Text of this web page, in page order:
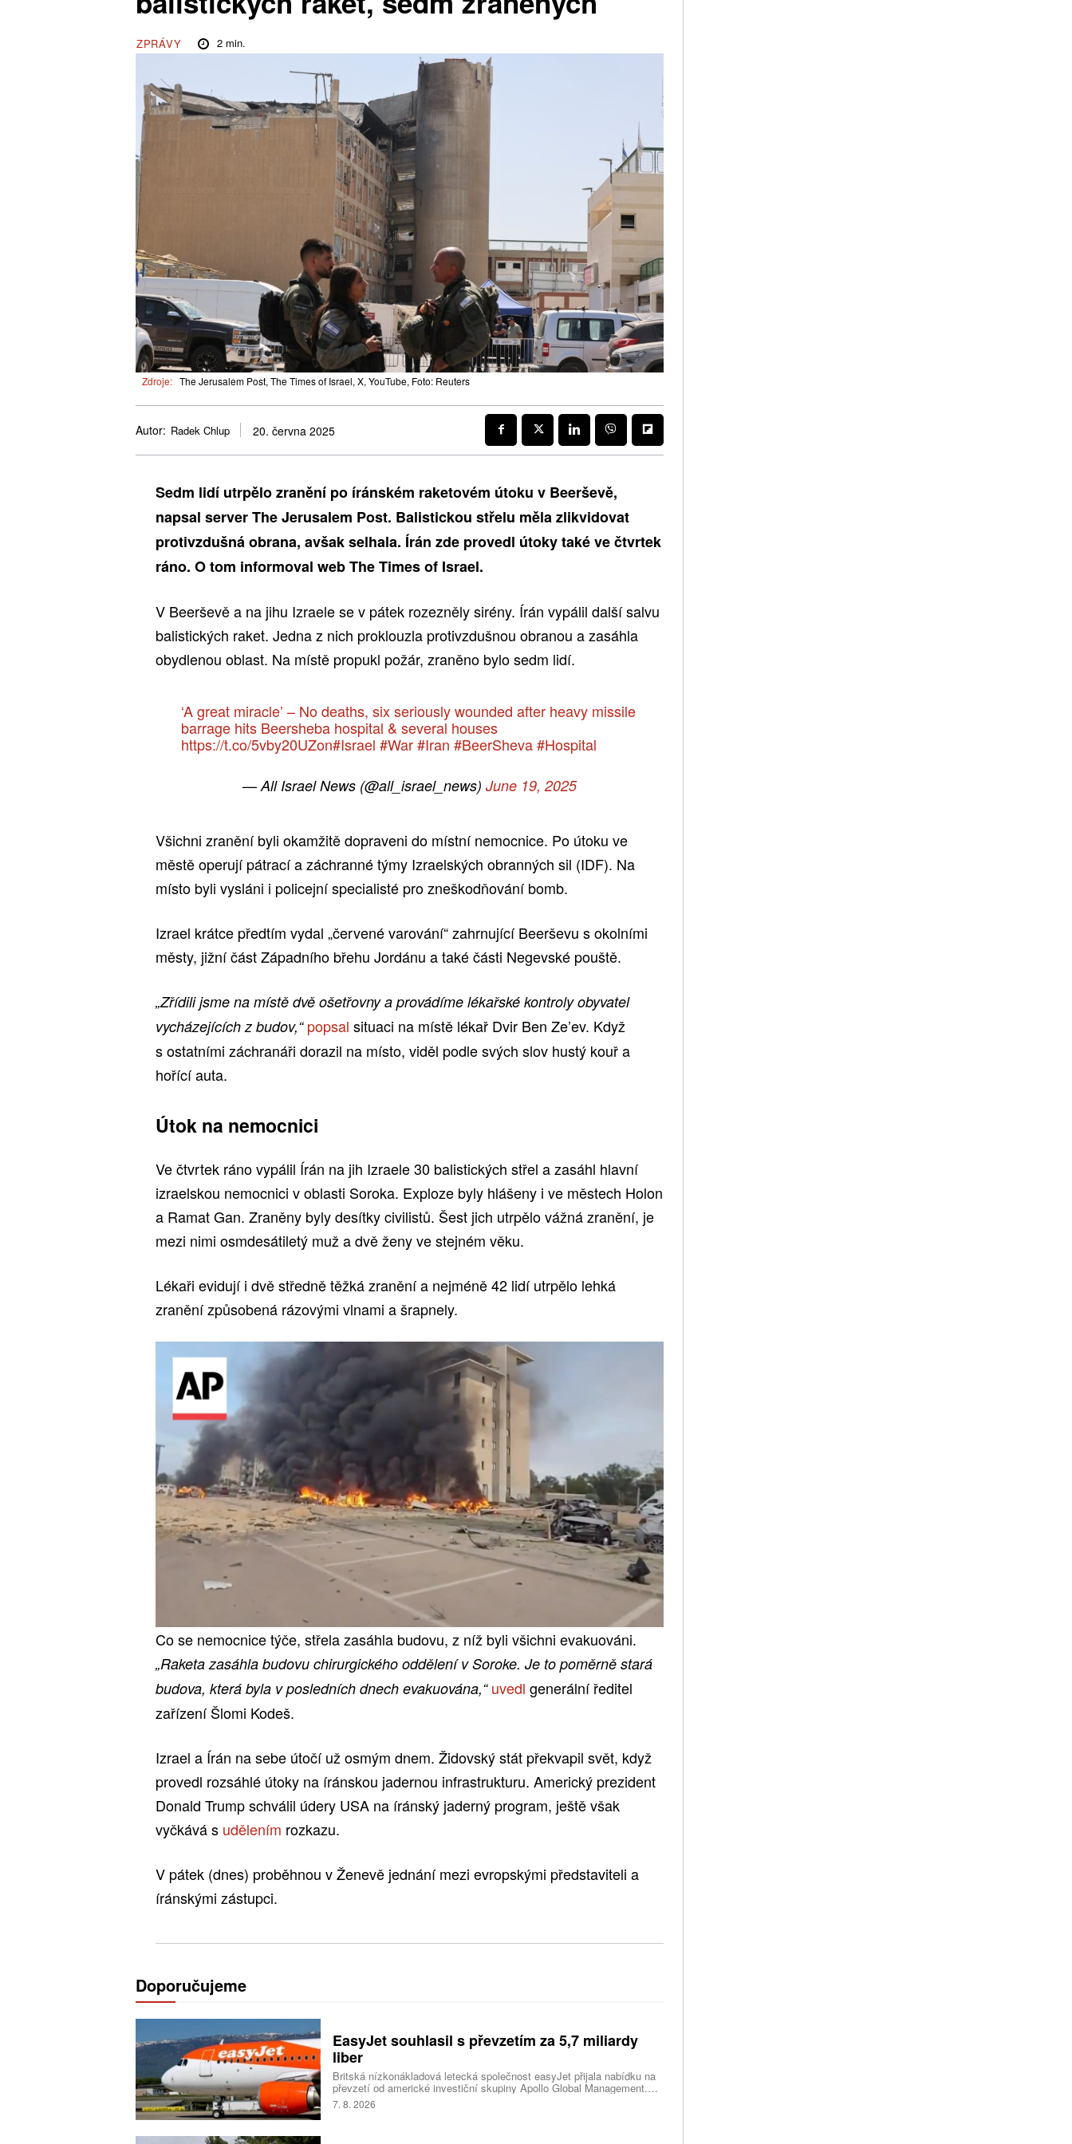
ZPRÁVY 2 min.
Zdroje: The Jerusalem Post, The Times of Israel, X, YouTube, Foto: Reuters
Autor: Radek Chlup 20. června 2025
Sedm lidí utrpělo zranění po íránském raketovém útoku v Beerševě,
napsal server The Jerusalem Post. Balistickou střelu měla zlikvidovat
protivzdušná obrana, avšak selhala. Írán zde provedl útoky také ve čtvrtek
ráno. O tom informoval web The Times of Israel.
V Beerševě a na jihu Izraele se v pátek rozezněly sirény. Írán vypálil další salvu
balistických raket. Jedna z nich proklouzla protivzdušnou obranou a zasáhla
obydlenou oblast. Na místě propukl požár, zraněno bylo sedm lidí.
‘A great miracle’ – No deaths, six seriously wounded after heavy missile
barrage hits Beersheba hospital & several houses
https://t.co/5vby20UZon#Israel #War#Iran #BeerSheva#Hospital
— All Israel News (@all_israel_news)June 19, 2025
Všichni zranění byli okamžitě dopraveni do místní nemocnice. Po útoku ve
městě operují pátrací a záchranné týmy Izraelských obranných sil (IDF). Na
místo byli vysláni i policejní specialisté pro zneškodňování bomb.
Izrael krátce předtím vydal „červené varování“ zahrnující Beerševu s okolními
městy, jižní část Západního břehu Jordánu a také části Negevské pouště.
„Zřídili jsme na místě dvě ošetřovny a provádíme lékařské kontroly obyvatel
vycházejících z budov,“ popsal situaci na místě lékař Dvir Ben Ze’ev. Když
s ostatními záchranáři dorazil na místo, viděl podle svých slov hustý kouř a
hořící auta.
Útok na nemocnici
Ve čtvrtek ráno vypálil Írán na jih Izraele 30 balistických střel a zasáhl hlavní
izraelskou nemocnici v oblasti Soroka. Exploze byly hlášeny i ve městech Holon
a Ramat Gan. Zraněny byly desítky civilistů. Šest jich utrpělo vážná zranění, je
mezi nimi osmdesátiletý muž a dvě ženy ve stejném věku.
Lékaři evidují i dvě středně těžká zranění a nejméně 42 lidí utrpělo lehká
zranění způsobená rázovými vlnami a šrapnely.
Co se nemocnice týče, střela zasáhla budovu, z níž byli všichni evakuováni.
„Raketa zasáhla budovu chirurgického oddělení v Soroke. Je to poměrně stará
budova, která byla v posledních dnech evakuována,“ uvedl generální ředitel
zařízení Šlomi Kodeš.
Izrael a Írán na sebe útočí už osmým dnem. Židovský stát překvapil svět, když
provedl rozsáhlé útoky na íránskou jadernou infrastrukturu. Americký prezident
Donald Trump schválil údery USA na íránský jaderný program, ještě však
vyčkává s udělením rozkazu.
V pátek (dnes) proběhnou v Ženevě jednání mezi evropskými představiteli a
íránskými zástupci.
Doporučujeme
EasyJet souhlasil s převzetím za 5,7 miliardy
liber
Britská nízkonákladová letecká společnost easyJet přijala nabídku na
převzetí od americké investiční skupiny Apollo Global Management.
Transakce oceňuje aerolinku na 5,7 miliardy liber, tedy přibližně 162
miliard korun.
7. 8. 2026